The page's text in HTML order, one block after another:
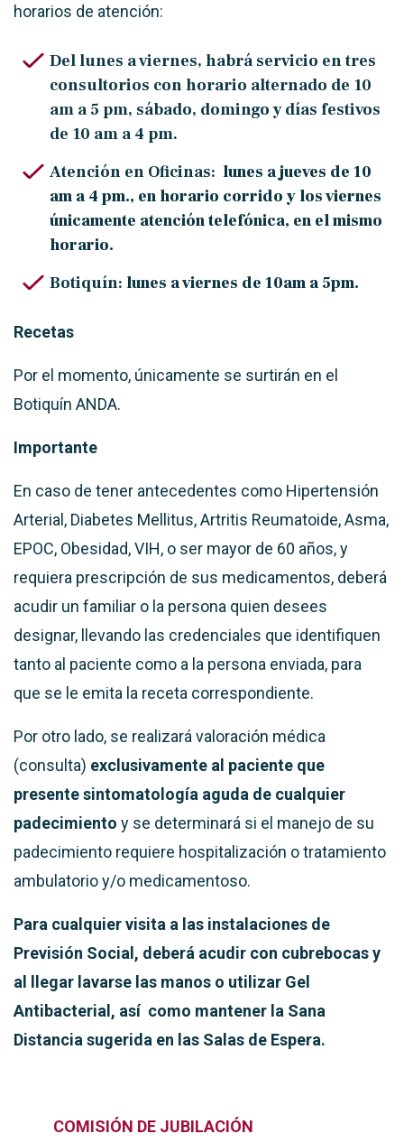
horarios de atención:
Del lunes a viernes, habrá servicio en tres
consultorios con horario alternado de 10
am a 5 pm, sábado, domingo y días festivos
de 10 am a 4 pm.
Atención en Oficinas: lunes a jueves de 10
am a 4 pm., en horario corrido y los viernes
únicamente atención telefónica, en el mismo
horario.
Botiquín: lunes a viernes de 10am a 5pm.
Recetas
Por el momento, únicamente se surtirán en el
Botiquín ANDA.
Importante
En caso de tener antecedentes como Hipertensión
Arterial, Diabetes Mellitus, Artritis Reumatoide, Asma,
EPOC, Obesidad, VIH, o ser mayor de 60 años, y
requiera prescripción de sus medicamentos, deberá
acudir un familiar o la persona quien desees
designar, llevando las credenciales que identifiquen
tanto al paciente como a la persona enviada, para
que se le emita la receta correspondiente.
Por otro lado, se realizará valoración médica
(consulta) exclusivamente al paciente que
presente sintomatología aguda de cualquier
padecimiento y se determinará si el manejo de su
padecimiento requiere hospitalización o tratamiento
ambulatorio y/o medicamentoso.
Para cualquier visita a las instalaciones de
Previsión Social, deberá acudir con cubrebocas y
al llegar lavarse las manos o utilizar Gel
Antibacterial, así como mantener la Sana
Distancia sugerida en las Salas de Espera.
COMISIÓN DE JUBILACIÓN